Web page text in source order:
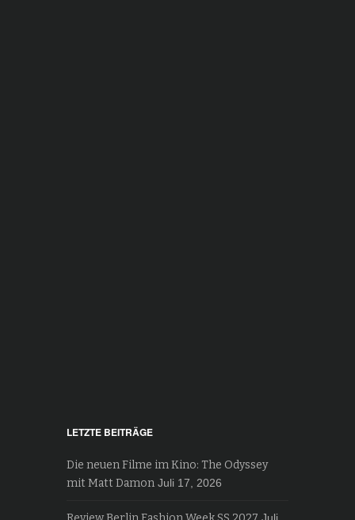
LETZTE BEITRÄGE
Die neuen Filme im Kino: The Odyssey
mit Matt Damon Juli 17, 2026